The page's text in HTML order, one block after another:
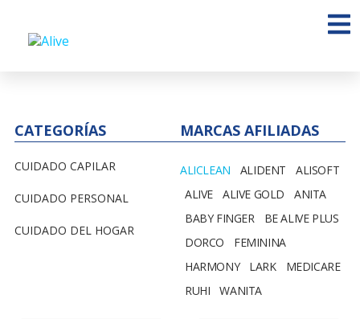
CATEGORÍAS
CUIDADO CAPILAR
CUIDADO PERSONAL
CUIDADO DEL HOGAR
MARCAS AFILIADAS
ALICLEAN ALIDENT
ALISOFT
ALIVE
ALIVE GOLD
ANITA
BABY FINGER
BE ALIVE PLUS
DORCO
FEMININA
HARMONY
LARK
MEDICARE
RUHI
WANITA